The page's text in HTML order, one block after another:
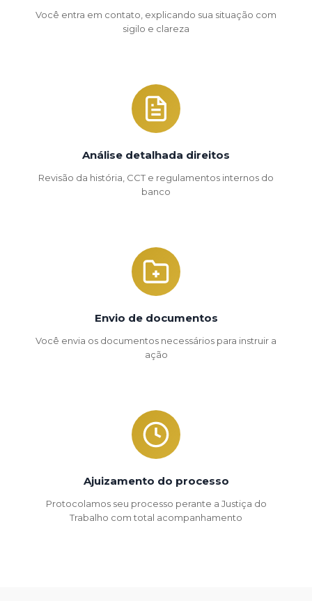
Você entra em contato, explicando sua situação com
sigilo e clareza
Análise detalhada direitos
Revisão da história, CCT e regulamentos internos do
banco
Envio de documentos
Você envia os documentos necessários para instruir a
ação
Ajuizamento do processo
Protocolamos seu processo perante a Justiça do
Trabalho com total acompanhamento